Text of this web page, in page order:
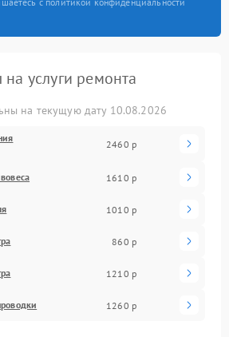
услуги ремонта
на текущую дату 10.08.2026
2460 р
1610 р
1010 р
860 р
1210 р
1260 р